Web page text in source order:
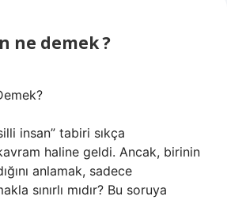
ne demek ?
insan” tabiri sıkça
haline geldi. Ancak, birinin
anlamak, sadece
sınırlı mıdır? Bu soruya